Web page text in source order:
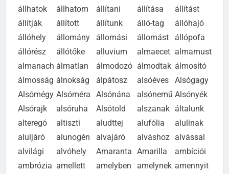
állhatok
állhatom állítani állítása
állítást
állítják
állított állítunk álló-tag
állóhajó
állóhely
állomány állomási állomást
állópofa
állórész
állótőke alluvium almaecet almamust
almanach álmatlan álmodozó álmodtak álmosító
álmosság álnokság álpátosz alsóéves
Alsógagy
Alsómégy Alsóméra Alsónána alsónemű Alsónyék
Alsórajk
alsóruha Alsótold alszanak általunk
alteregó
altiszti aludttej alufólia
alulinak
aluljáró
alunogén alvajáró alváshoz alvással
alvilági
alvóhely Amaranta Amarilla
ambíciói
ambrózia amellett amelyben amelynek amennyit